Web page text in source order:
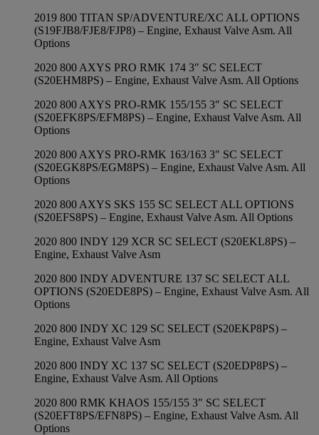
2019 800 TITAN SP/ADVENTURE/XC ALL OPTIONS
(S19FJB8/FJE8/FJP8) – Engine, Exhaust Valve Asm. All
Options
2020 800 AXYS PRO RMK 174 3″ SC SELECT
(S20EHM8PS) – Engine, Exhaust Valve Asm. All Options
2020 800 AXYS PRO-RMK 155/155 3″ SC SELECT
(S20EFK8PS/EFM8PS) – Engine, Exhaust Valve Asm. All
Options
2020 800 AXYS PRO-RMK 163/163 3″ SC SELECT
(S20EGK8PS/EGM8PS) – Engine, Exhaust Valve Asm. All
Options
2020 800 AXYS SKS 155 SC SELECT ALL OPTIONS
(S20EFS8PS) – Engine, Exhaust Valve Asm. All Options
2020 800 INDY 129 XCR SC SELECT (S20EKL8PS) –
Engine, Exhaust Valve Asm
2020 800 INDY ADVENTURE 137 SC SELECT ALL
OPTIONS (S20EDE8PS) – Engine, Exhaust Valve Asm. All
Options
2020 800 INDY XC 129 SC SELECT (S20EKP8PS) –
Engine, Exhaust Valve Asm
2020 800 INDY XC 137 SC SELECT (S20EDP8PS) –
Engine, Exhaust Valve Asm. All Options
2020 800 RMK KHAOS 155/155 3″ SC SELECT
(S20EFT8PS/EFN8PS) – Engine, Exhaust Valve Asm. All
Options